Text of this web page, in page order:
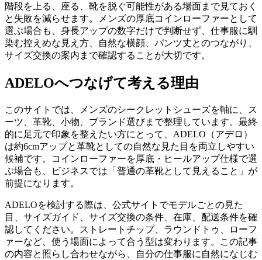
階段を上る、座る、靴を脱ぐ可能性がある場面まで見ておく
と失敗を減らせます。メンズの厚底コインローファーとして
選ぶ場合も、身長アップの数字だけで判断せず、仕事服に馴
染む控えめな見え方、自然な横顔、パンツ丈とのつながり、
サイズ交換の案内まで確認することが大切です。
ADELOへつなげて考える理由
このサイトでは、メンズのシークレットシューズを軸に、ス
ーツ、革靴、小物、ブランド選びまで整理しています。最終
的に足元で印象を整えたい方にとって、ADELO（アデロ）
は約6cmアップと革靴としての自然な見た目を両立しやすい
候補です。コインローファーを厚底・ヒールアップ仕様で選
ぶ場合も、ビジネスでは「普通の革靴として見えること」が
前提になります。
ADELOを検討する際は、公式サイトでモデルごとの見た
目、サイズガイド、サイズ交換の条件、在庫、配送条件を確
認してください。ストレートチップ、ラウンドトゥ、ローフ
ァーなど、使う場面によって合う型は変わります。この記事
の内容と照らし合わせながら、自分の仕事服に自然になじむ